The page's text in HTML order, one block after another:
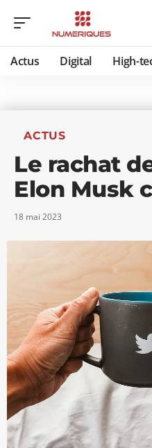
Actus Digital High-
ACTUS
Le rachat
Elon Musk
18 mai 2023